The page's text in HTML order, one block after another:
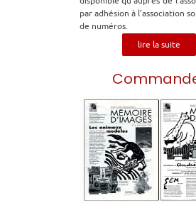
par adhésion à l’association
de numéros.
lire la suite